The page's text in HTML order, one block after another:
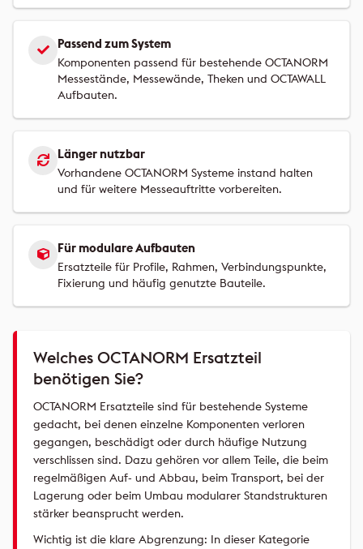
Passend zum System
Komponenten passend für bestehende OCTANORM
Messestände, Messewände, Theken und OCTAWALL
Aufbauten.
Länger nutzbar
Vorhandene OCTANORM Systeme instand halten
und für weitere Messeauftritte vorbereiten.
Für modulare Aufbauten
Ersatzteile für Profile, Rahmen, Verbindungspunkte,
Fixierung und häufig genutzte Bauteile.
Welches OCTANORM Ersatzteil
benötigen Sie?
OCTANORM Ersatzteile sind für bestehende Systeme
gedacht, bei denen einzelne Komponenten verloren
gegangen, beschädigt oder durch häufige Nutzung
verschlissen sind. Dazu gehören vor allem Teile, die beim
regelmäßigen Auf- und Abbau, beim Transport, bei der
Lagerung oder beim Umbau modularer Standstrukturen
stärker beansprucht werden.
Wichtig ist die klare Abgrenzung: In dieser Kategorie